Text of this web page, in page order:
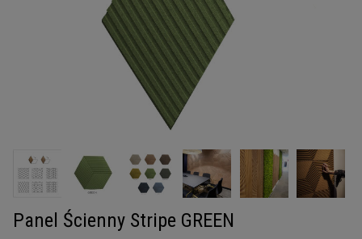
Podkład korkowy
pod panele
Korek izolacyjny
Izolacja termiczno-akustyczna
Korek samoprzylepny
Klej do korka
Kora surowa
Panel Ścienny Stripe GREEN